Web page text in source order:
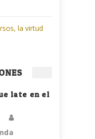
la virtud
late en el